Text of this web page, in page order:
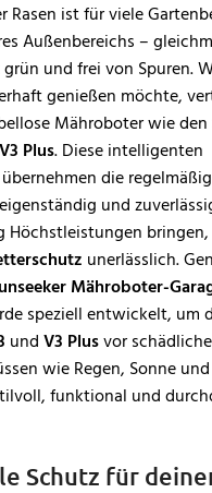
Rasen ist für viele
Außenbereichs –
und frei von Spuren.
genießen möchte,
Mähroboter wie den
V3 Plus. Diese intelligenten
die
und
Höchstleistungen
unerlässlich.
Mähroboter-
speziell entwickelt, um
undV3 Plusvor
wie Regen, Sonne
funktional und
Schutz für